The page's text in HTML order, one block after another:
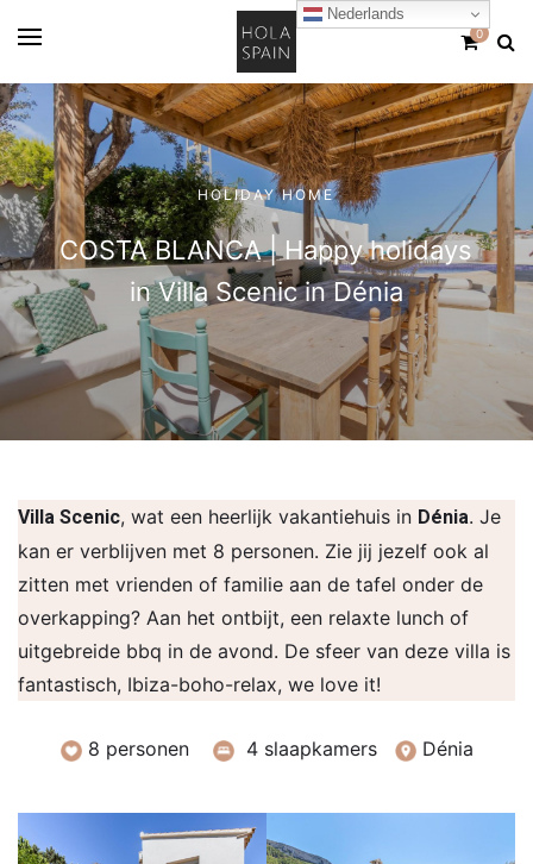
0
HOLIDAY HOME
COSTA BLANCA | Happy holidays
in Villa Scenic in Dénia
Villa Scenic, wat een heerlijk vakantiehuis in Dénia. Je
kan er verblijven met 8 personen. Zie jij jezelf ook al
zitten met vrienden of familie aan de tafel onder de
overkapping? Aan het ontbijt, een relaxte lunch of
uitgebreide bbq in de avond. De sfeer van deze villa is
fantastisch, Ibiza-boho-relax, we love it!
8 personen 4 slaapkamers Dénia
Nederlands